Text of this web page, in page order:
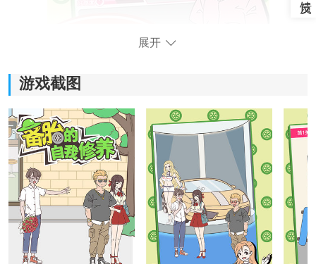
《备胎的自我修养》游戏亮点：
1.内容丰富，并且游戏设计非常独特，可以将具有许多特
征的交互式游戏玩法带给游戏中的每个人；
2.让自己沉浸在彼此相爱的世界中，并在不同的场景中体
验不同的互动情节；
3.充满梦想的爱情经历将带给您最有趣的爱情发展，并带
展开
游戏截图